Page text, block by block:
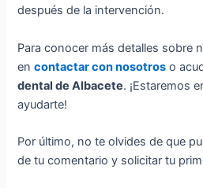
después de la intervención.
Para conocer más detalles sobre
encontactar con nosotros o
dental de Albacete. ¡Estaremos
ayudarte!
Por último, no te olvides de que
de tu comentario y solicitar tu